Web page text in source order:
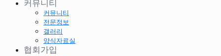
커뮤니티
커뮤니티
전문정보
갤러리
양식자료실
협회가입